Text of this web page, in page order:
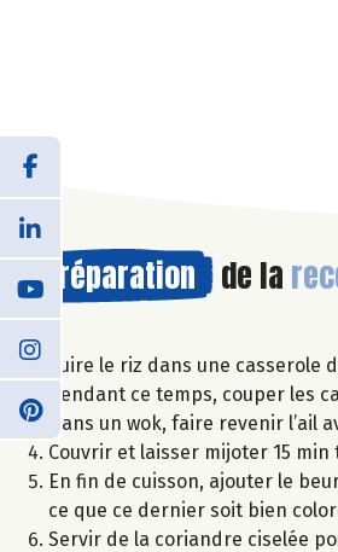
Préparation de la
Cuire le riz dans une casserole
Pendant ce temps, couper les
Dans un wok, faire revenir l’ail
Couvrir et laisser mijoter 15
En fin de cuisson, ajouter le
ce que ce dernier soit bien
Servir de la coriandre ciselée